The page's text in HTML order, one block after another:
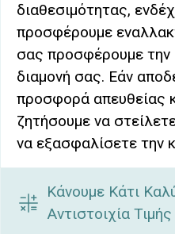
διαθεσιμότητας,
προσφέρουμε
σας προσφέρουμε την
διαμονή σας. Εάν
προσφορά απευθείας
ζητήσουμε να
να εξασφαλίσετε την
Κάνουμε Κάτι
Αντιστοιχία Τιμής